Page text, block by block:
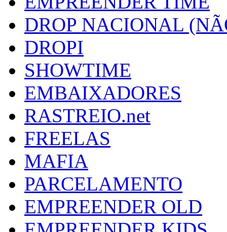
DROP NACIONAL
DROPI
SHOWTIME
EMBAIXADORES
RASTREIO.net
FREELAS
MAFIA
PARCELAMENTO
EMPREENDER OLD